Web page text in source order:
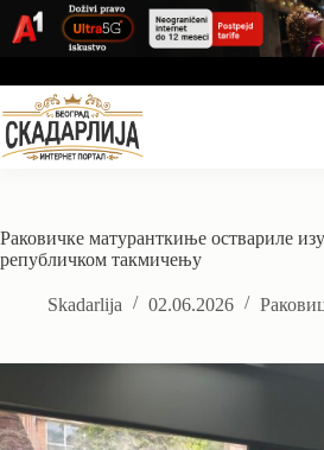
Раковичке матуранткиње оствариле
републичком такмичењу
Skadarlija 02.06.2026